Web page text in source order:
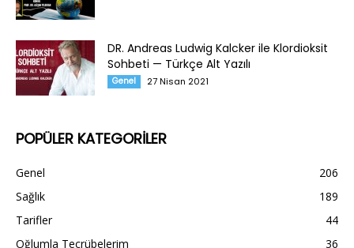
DR. Andreas Ludwig Kalcker ile Klordioksit
Sohbeti — Türkçe Alt Yazılı
Genel 27 Nisan 2021
POPÜLER KATEGORİLER
Genel
206
Sağlık
189
Tarifler
44
Oğlumla Tecrübelerim
36